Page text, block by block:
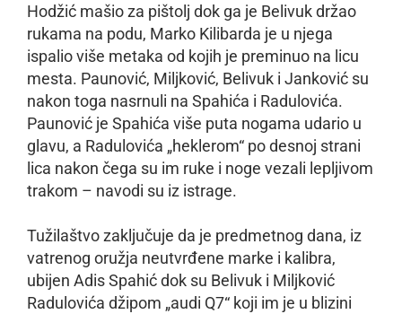
Hodžić mašio za pištolj dok ga je Belivuk držao
rukama na podu, Marko Kilibarda je u njega
ispalio više metaka od kojih je preminuo na licu
mesta. Paunović, Miljković, Belivuk i Janković su
nakon toga nasrnuli na Spahića i Radulovića.
Paunović je Spahića više puta nogama udario u
glavu, a Radulovića „heklerom“ po desnoj strani
lica nakon čega su im ruke i noge vezali lepljivom
trakom – navodi su iz istrage.
Tužilaštvo zaključuje da je predmetnog dana, iz
vatrenog oružja neutvrđene marke i kalibra,
ubijen Adis Spahić dok su Belivuk i Miljković
Radulovića džipom „audi Q7“ koji im je u blizini